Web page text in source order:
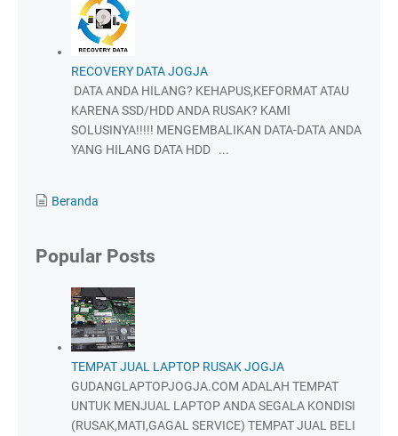
RECOVERY DATA JOGJA
DATA ANDA HILANG? KEHAPUS,KEFORMAT ATAU
KARENA SSD/HDD ANDA RUSAK? KAMI
SOLUSINYA!!!!! MENGEMBALIKAN DATA-DATA ANDA
YANG HILANG DATA HDD ...
Beranda
Popular Posts
TEMPAT JUAL LAPTOP RUSAK JOGJA
GUDANGLAPTOPJOGJA.COM ADALAH TEMPAT
UNTUK MENJUAL LAPTOP ANDA SEGALA KONDISI
(RUSAK,MATI,GAGAL SERVICE) TEMPAT JUAL BELI